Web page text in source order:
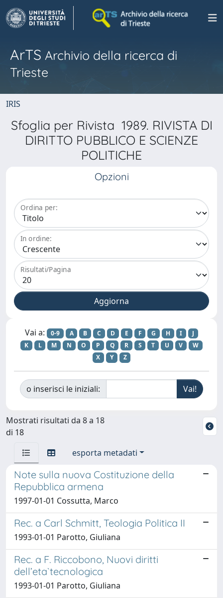
ArTS Archivio della ricerca di
Trieste
IRIS
Sfoglia per Rivista 1989. RIVISTA DI
DIRITTO PUBBLICO E SCIENZE
POLITICHE
Opzioni
Ordina per:
In ordine:
Risultati/Pagina
Vai a: 0-9 A B C D E F G H I
J
K
L M N O P Q R S T U V
W
X
Y Z
o inserisci le iniziali:
Mostrati risultati da 8 a 18
di 18
esporta metadati
Note sulla nuova Costituzione della
Repubblica armena
1997-01-01 Cossutta, Marco
Rec. a Carl Schmitt, Teologia Politica II
1993-01-01 Parotto, Giuliana
Rec. a F. Riccobono, Nuovi diritti
dell’eta`tecnologica
1993-01-01 Parotto, Giuliana